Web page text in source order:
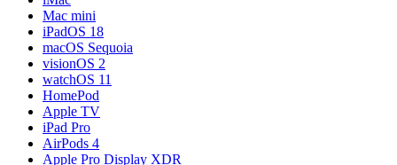
Mac mini
iPadOS 18
macOS Sequoia
visionOS 2
watchOS 11
HomePod
Apple TV
iPad Pro
AirPods 4
Apple Pro Display XDR